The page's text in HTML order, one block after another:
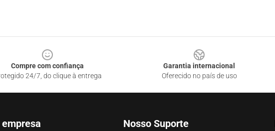
Compre com confiança
24/7, do clique à entrega
Garantia internacional
Oferecido no país de uso
Nosso Suporte